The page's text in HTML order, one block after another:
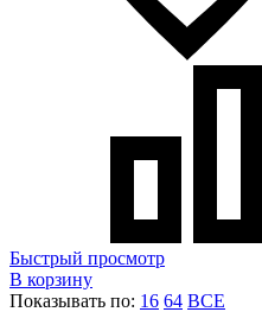
Быстрый просмотр
В корзину
Показывать по: 16 64 ВСЕ